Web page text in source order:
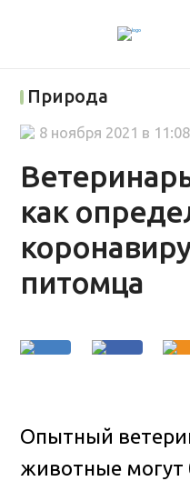
Природа
как
питомца
8 ноября 2021 в 11:08
Опытный
животные могут